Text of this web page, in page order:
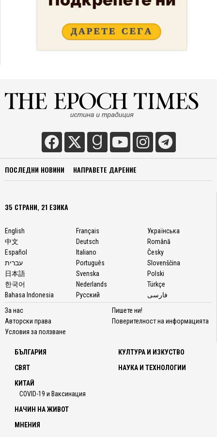
ПОСЛЕДНИ НОВИНИ НАПРАВЕТЕ ДАРЕНИЕ
35 СТРАНИ, 21 ЕЗИКА
English
中文
Español
עברית
日本語
한국어
Bahasa Indonesia
Français
Deutsch
Italiano
Português
Svenska
Nederlands
Русский
Українська
Română
Česky
Slovenščina
Polski
Türkçe
فارسی
За нас
Авторски права
Условия за ползване
Пишете ни!
Поверителност на информацията
БЪЛГАРИЯ
СВЯТ
КИТАЙ
COVID-19 и Ваксинация
КУЛТУРА И ИЗКУСТВО
НАУКА И ТЕХНОЛОГИИ
НАЧИН НА ЖИВОТ
МНЕНИЯ